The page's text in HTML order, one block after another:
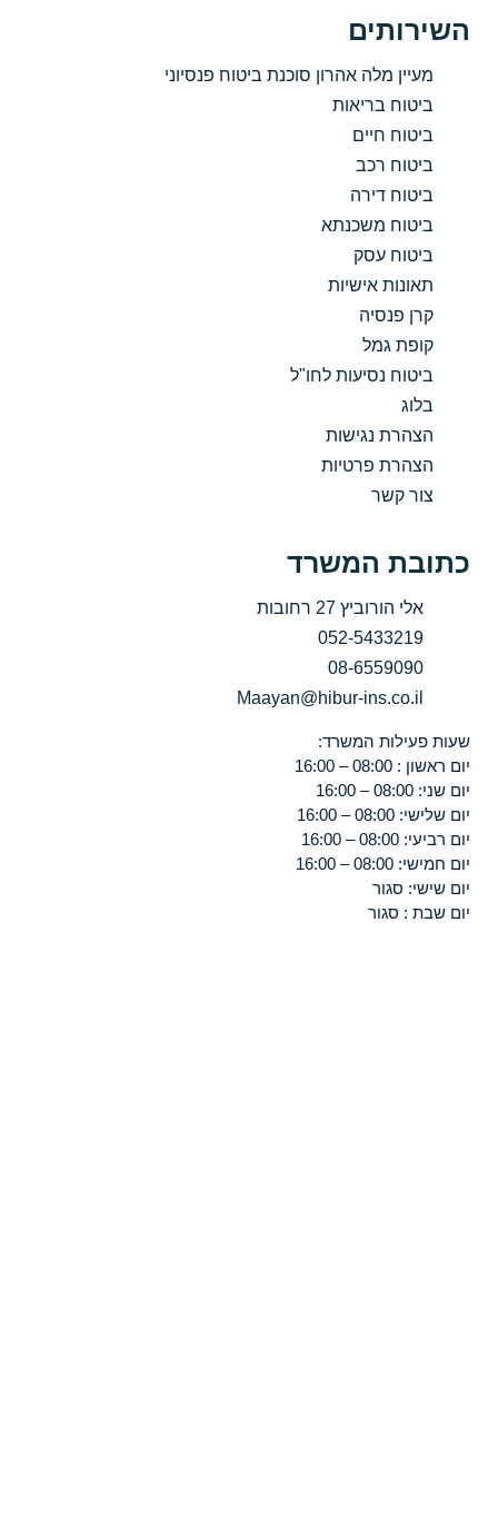
השירותים
מעיין מלה אהרון סוכנת ביטוח פנסיוני
ביטוח בריאות
ביטוח חיים
ביטוח רכב
ביטוח דירה
ביטוח משכנתא
ביטוח עסק
תאונות אישיות
קרן פנסיה
קופת גמל
ביטוח נסיעות לחו"ל
בלוג
הצהרת נגישות
הצהרת פרטיות
צור קשר
כתובת המשרד
אלי הורוביץ 27 רחובות
052-5433219
08-6559090
Maayan@hibur-ins.co.il
שעות פעילות המשרד:
יום ראשון : 08:00 – 16:00
יום שני: 08:00 – 16:00
יום שלישי: 08:00 – 16:00
יום רביעי: 08:00 – 16:00
יום חמישי: 08:00 – 16:00
יום שישי: סגור
יום שבת : סגור